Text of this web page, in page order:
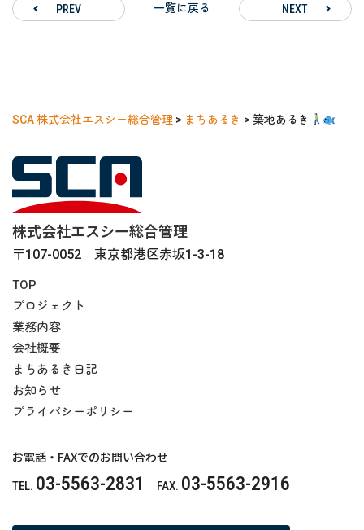
PREV 一覧に戻る NEXT
SCA 株式会社エスシー総合管理 > まちあるき > 築地あるき
株式会社エスシー総合管理
〒107-0052 東京都港区赤坂1-3-18
TOP
プロジェクト
業務内容
会社概要
まちあるき日記
お知らせ
プライバシーポリシー
お電話・FAXでのお問い合わせ
TEL. 03-5563-2831 FAX. 03-5563-2916